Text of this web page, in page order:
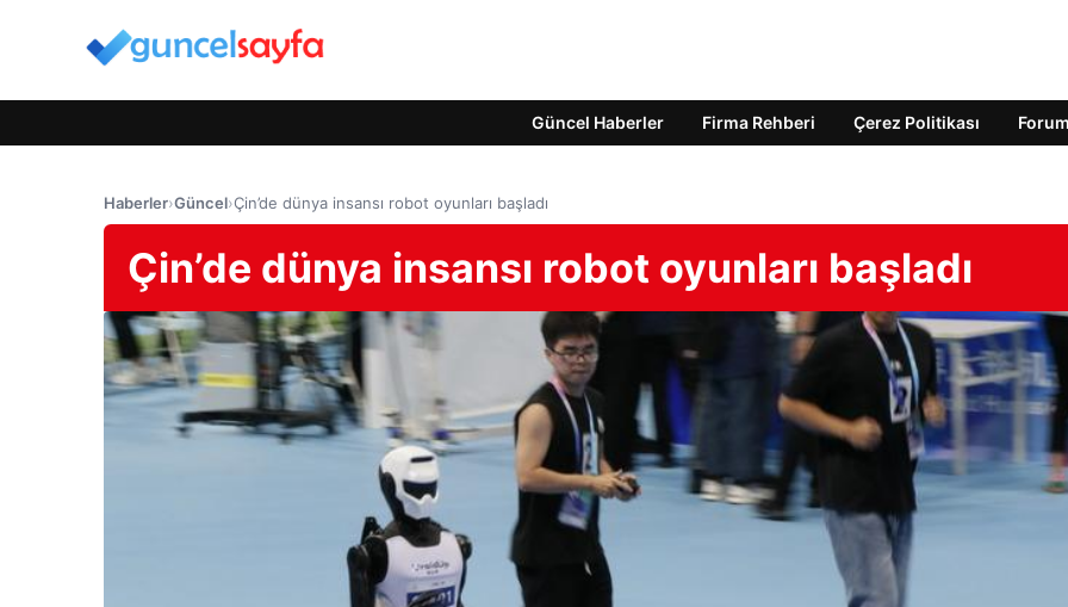
Güncel Haberler Firma Rehberi Çerez Politikası Forum
Haberler›Güncel›Çin’de dünya insansı robot oyunları başladı
Çin’de dünya insansı robot oyunları başladı